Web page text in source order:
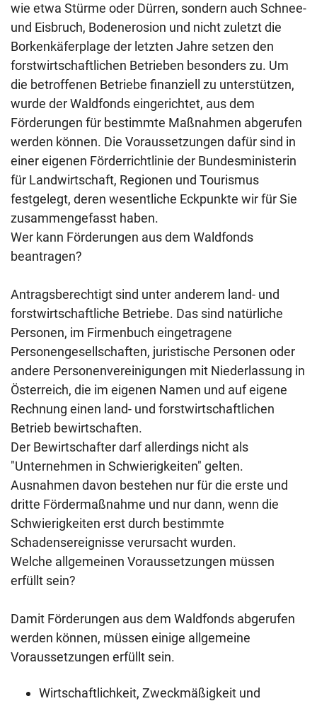
wie etwa Stürme oder Dürren, sondern auch Schnee-
und Eisbruch, Bodenerosion und nicht zuletzt die
Borkenkäferplage der letzten Jahre setzen den
forstwirtschaftlichen Betrieben besonders zu. Um
die betroffenen Betriebe finanziell zu unterstützen,
wurde der Waldfonds eingerichtet, aus dem
Förderungen für bestimmte Maßnahmen abgerufen
werden können. Die Voraussetzungen dafür sind in
einer eigenen Förderrichtlinie der Bundesministerin
für Landwirtschaft, Regionen und Tourismus
festgelegt, deren wesentliche Eckpunkte wir für Sie
zusammengefasst haben.
Wer kann Förderungen aus dem Waldfonds
beantragen?
Antragsberechtigt sind unter anderem land- und
forstwirtschaftliche Betriebe. Das sind natürliche
Personen, im Firmenbuch eingetragene
Personengesellschaften, juristische Personen oder
andere Personenvereinigungen mit Niederlassung in
Österreich, die im eigenen Namen und auf eigene
Rechnung einen land- und forstwirtschaftlichen
Betrieb bewirtschaften.
Der Bewirtschafter darf allerdings nicht als
"Unternehmen in Schwierigkeiten" gelten.
Ausnahmen davon bestehen nur für die erste und
dritte Fördermaßnahme und nur dann, wenn die
Schwierigkeiten erst durch bestimmte
Schadensereignisse verursacht wurden.
Welche allgemeinen Voraussetzungen müssen
erfüllt sein?
Damit Förderungen aus dem Waldfonds abgerufen
werden können, müssen einige allgemeine
Voraussetzungen erfüllt sein.
Wirtschaftlichkeit, Zweckmäßigkeit und